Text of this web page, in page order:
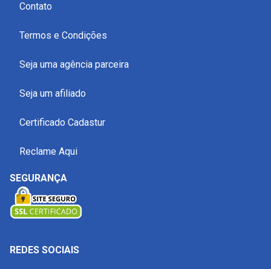
Contato
Termos e Condições
Seja uma agência parceira
Seja um afiliado
Certificado Cadastur
Reclame Aqui
SEGURANÇA
REDES SOCIAIS